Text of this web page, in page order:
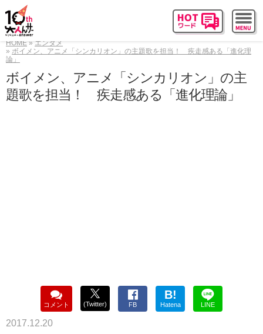
HOME
エンタメ
ボイメン、アニメ「シンカリオン」の主題歌を担当！ 疾走感ある「進化理
論」
ボイメン、アニメ「シンカリオン」の主
題歌を担当！ 疾走感ある「進化理論」
コメント (Twitter) FB
B!
Hatena LINE
2017.12.20